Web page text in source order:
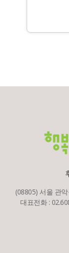
(08805) 서울 관
대표전화 :